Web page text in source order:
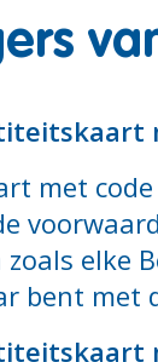
met
elke
bent met